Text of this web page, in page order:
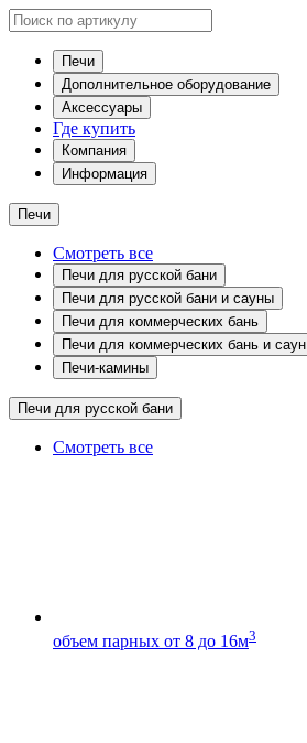
Печи
Дополнительное оборудование
Аксессуары
Где купить
Компания
Информация
Печи
Смотреть все
Печи для русской бани
Печи для русской бани и сауны
Печи для коммерческих бань
Печи для коммерческих бань и саун
Печи-камины
Печи для русской бани
Смотреть все
объем парных от 8 до 16м3